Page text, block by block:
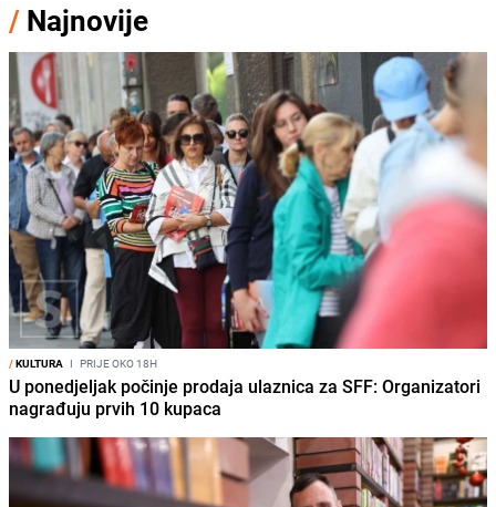
/ Najnovije
/KULTURA I PRIJE OKO 18H
U ponedjeljak počinje prodaja ulaznica za SFF: Organizatori
nagrađuju prvih 10 kupaca